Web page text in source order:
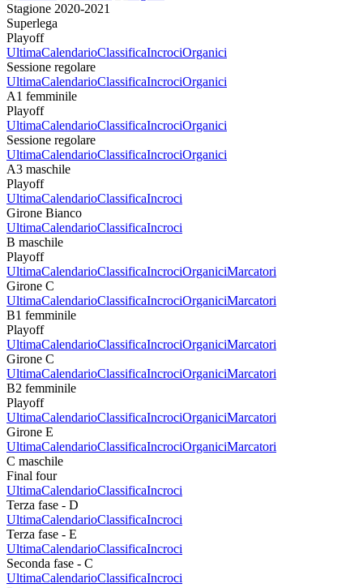
Stagione 2020-2021
Superlega
Playoff
UltimaCalendarioClassificaIncrociOrganici
Sessione regolare
UltimaCalendarioClassificaIncrociOrganici
A1 femminile
Playoff
UltimaCalendarioClassificaIncrociOrganici
Sessione regolare
UltimaCalendarioClassificaIncrociOrganici
A3 maschile
Playoff
UltimaCalendarioClassificaIncroci
Girone Bianco
UltimaCalendarioClassificaIncroci
B maschile
Playoff
UltimaCalendarioClassificaIncrociOrganiciMarcatori
Girone C
UltimaCalendarioClassificaIncrociOrganiciMarcatori
B1 femminile
Playoff
UltimaCalendarioClassificaIncrociOrganiciMarcatori
Girone C
UltimaCalendarioClassificaIncrociOrganiciMarcatori
B2 femminile
Playoff
UltimaCalendarioClassificaIncrociOrganiciMarcatori
Girone E
UltimaCalendarioClassificaIncrociOrganiciMarcatori
C maschile
Final four
UltimaCalendarioClassificaIncroci
Terza fase - D
UltimaCalendarioClassificaIncroci
Terza fase - E
UltimaCalendarioClassificaIncroci
Seconda fase - C
UltimaCalendarioClassificaIncroci